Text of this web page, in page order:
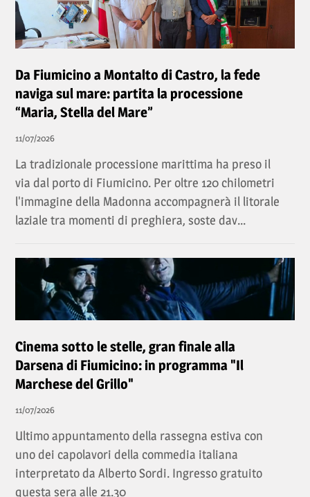
Da Fiumicino a Montalto di Castro, la fede
naviga sul mare: partita la processione
“Maria, Stella del Mare”
11/07/2026
La tradizionale processione marittima ha preso il
via dal porto di Fiumicino. Per oltre 120 chilometri
l'immagine della Madonna accompagnerà il litorale
laziale tra momenti di preghiera, soste dav...
Cinema sotto le stelle, gran finale alla
Darsena di Fiumicino: in programma "Il
Marchese del Grillo"
11/07/2026
Ultimo appuntamento della rassegna estiva con
uno dei capolavori della commedia italiana
interpretato da Alberto Sordi. Ingresso gratuito
questa sera alle 21.30